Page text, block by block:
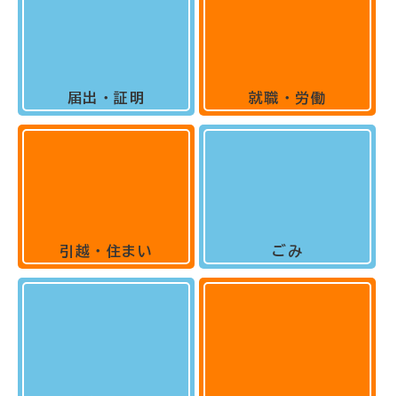
届出・証明
引越・住まい
就職・労働
ごみ